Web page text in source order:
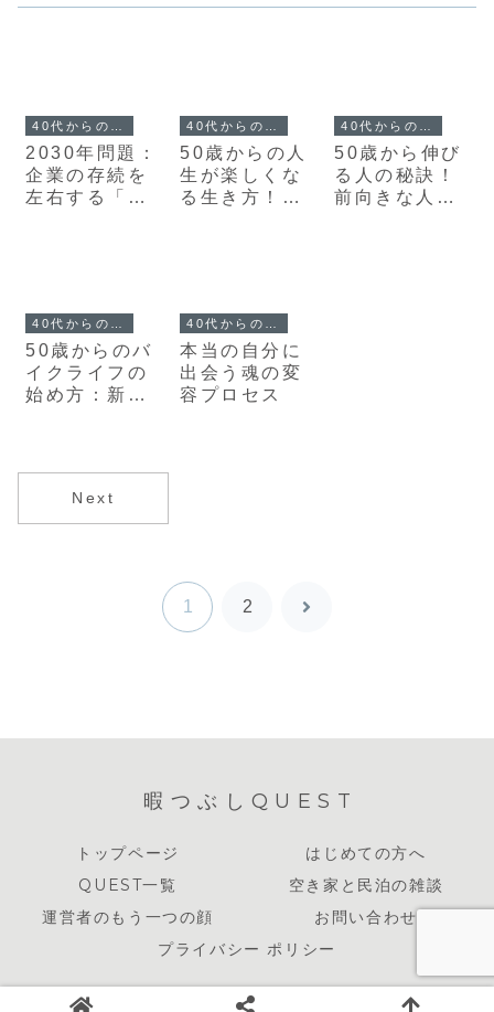
2030年問題：
企業の存続を
左右する「超
50歳からの人
生が楽しくな
る生き方！第
50歳から伸び
る人の秘訣！
前向きな人生
50歳からのバ
イクライフの
始め方：新た
本当の自分に
出会う魂の変
容プロセス
Next
1 2
次
暇つぶしQUEST
トップページ
はじめての方へ
QUEST一覧
空き家と民泊の雑談
運営者のもう一つの顔
お問い合わせ
プライバシー ポリシー
Copyright © 2024 暇つぶしQUEST All Rights Reserved.